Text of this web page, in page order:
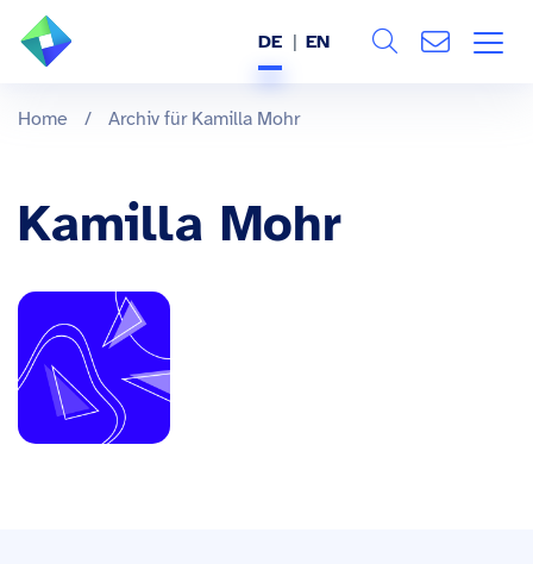
ÜBER UNS
BRANCHEN
REFERENZEN
WISSEN & EVENTS
KARRIERE
DE EN
Home / Archiv für Kamilla Mohr
Kamilla Mohr